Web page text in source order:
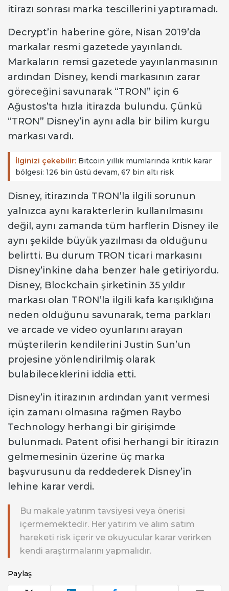
itirazı sonrası marka tescillerini yaptıramadı.
Decrypt’in haberine göre, Nisan 2019’da
markalar resmi gazetede yayınlandı.
Markaların remsi gazetede yayınlanmasının
ardından Disney, kendi markasının zarar
göreceğini savunarak “TRON” için 6
Ağustos’ta hızla itirazda bulundu. Çünkü
“TRON” Disney’in aynı adla bir bilim kurgu
markası vardı.
İlginizi çekebilir: Bitcoin yıllık mumlarında kritik karar
bölgesi: 126 bin üstü devam, 67 bin altı risk
Disney, itirazında TRON’la ilgili sorunun
yalnızca aynı karakterlerin kullanılmasını
değil, aynı zamanda tüm harflerin Disney ile
aynı şekilde büyük yazılması da olduğunu
belirtti. Bu durum TRON ticari markasını
Disney’inkine daha benzer hale getiriyordu.
Disney, Blockchain şirketinin 35 yıldır
markası olan TRON’la ilgili kafa karışıklığına
neden olduğunu savunarak, tema parkları
ve arcade ve video oyunlarını arayan
müşterilerin kendilerini Justin Sun’un
projesine yönlendirilmiş olarak
bulabileceklerini iddia etti.
Disney’in itirazının ardından yanıt vermesi
için zamanı olmasına rağmen Raybo
Technology herhangi bir girişimde
bulunmadı. Patent ofisi herhangi bir itirazın
gelmemesinin üzerine üç marka
başvurusunu da reddederek Disney’in
lehine karar verdi.
Bu makale yatırım tavsiyesi veya önerisi
içermemektedir. Her yatırım ve alım satım
hareketi risk içerir ve okuyucular karar verirken
kendi araştırmalarını yapmalıdır.
Paylaş